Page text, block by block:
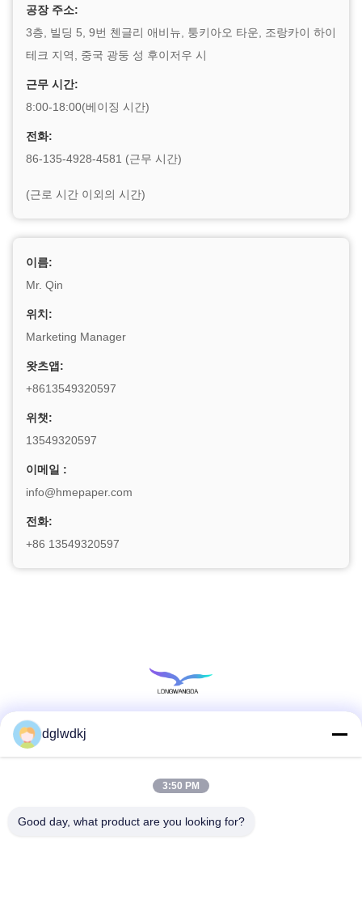
공장 주소:
3층, 빌딩 5, 9번 첸글리 애비뉴, 퉁키아오 타운, 조랑카이 하이
테크 지역, 중국 광둥 성 후이저우 시
근무 시간:
8:00-18:00(베이징 시간)
전화:
86-135-4928-4581 (근무 시간)
(근로 시간 이외의 시간)
이름:
Mr. Qin
위치:
Marketing Manager
왓츠앱:
+8613549320597
위챗:
13549320597
이메일 :
info@hmepaper.com
전화:
+86 13549320597
빠른 연락
dglwdkj
3:50 PM
Good day, what product are you looking for?